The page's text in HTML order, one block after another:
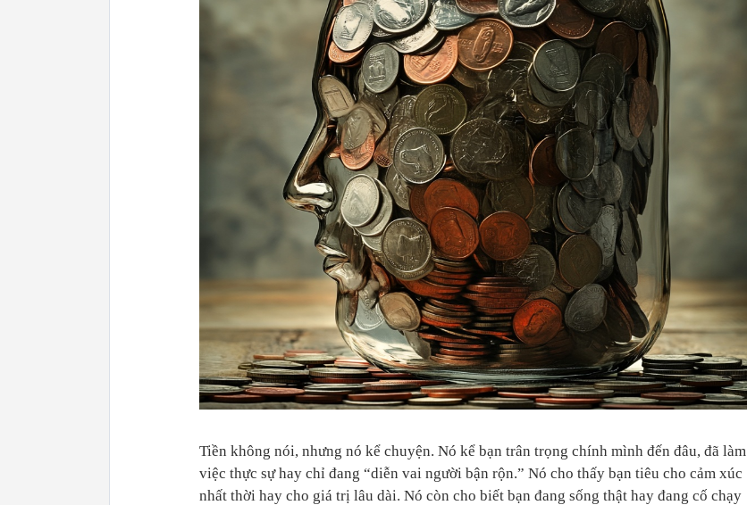
Tiền không nói, nhưng nó kể chuyện. Nó kể bạn trân trọng chính mình đến đâu, đã làm
việc thực sự hay chỉ đang “diễn vai người bận rộn.” Nó cho thấy bạn tiêu cho cảm xúc
nhất thời hay cho giá trị lâu dài. Nó còn cho biết bạn đang sống thật hay đang cố chạy